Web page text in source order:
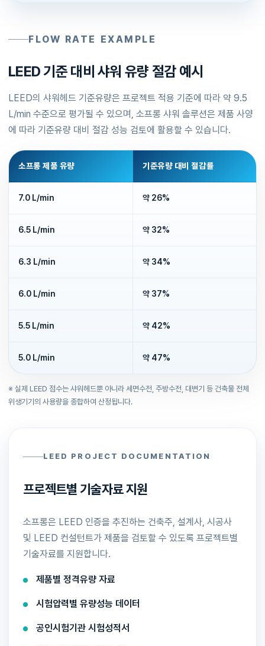
FLOW RATE EXAMPLE
LEED 기준 대비 샤워 유량 절감 예시
LEED의 샤워헤드 기준유량은 프로젝트 적용 기준에 따라 약 9.5
L/min 수준으로 평가될 수 있으며, 소프롱 샤워 솔루션은 제품 사양
에 따라 기준유량 대비 절감 성능 검토에 활용할 수 있습니다.
소프롱 제품 유량 기준유량 대비 절감률
7.0 L/min 약 26%
6.5 L/min 약 32%
6.3 L/min 약 34%
6.0 L/min 약 37%
5.5 L/min 약 42%
5.0 L/min 약 47%
※ 실제 LEED 점수는 샤워헤드뿐 아니라 세면수전, 주방수전, 대변기 등 건축물 전체
위생기기의 사용량을 종합하여 산정됩니다.
LEED PROJECT DOCUMENTATION
프로젝트별 기술자료 지원
소프롱은 LEED 인증을 추진하는 건축주, 설계사, 시공사
및 LEED 컨설턴트가 제품을 검토할 수 있도록 프로젝트별
기술자료를 지원합니다.
제품별 정격유량 자료
시험압력별 유량성능 데이터
공인시험기관 시험성적서